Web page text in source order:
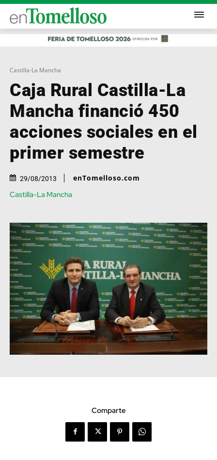
Castilla-La Mancha
Caja Rural Castilla-La
Mancha financió 450
acciones sociales en el
primer semestre
29/08/2013 enTomelloso.com
Castilla-La Mancha
Comparte